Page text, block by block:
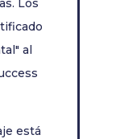
Los
al
está